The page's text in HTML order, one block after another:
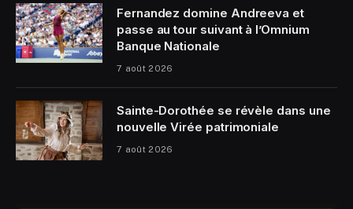
Fernandez domine Andreeva et
passe au tour suivant à l’Omnium
Banque Nationale
7 août 2026
Sainte-Dorothée se révèle dans une
nouvelle Virée patrimoniale
7 août 2026